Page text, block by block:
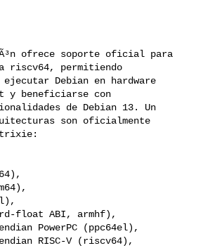
ofrece soporte oficial para
riscv64, permitiendo
Debian en hardware
y beneficiarse con
de Debian 13. Un
son oficialmente
trixie:
float ABI, armhf),
PowerPC (ppc64el),
RISC-V (riscv64),